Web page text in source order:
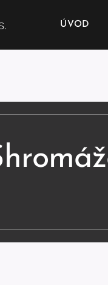
ÚVOD